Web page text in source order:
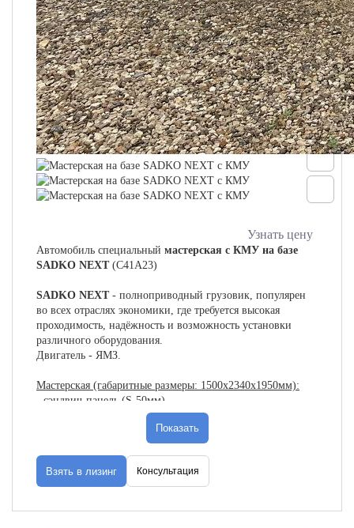
Узнать цену
Автомобиль специальный мастерская с КМУ на базе
SADKO NEXT(С41А23)
SADKO NEXT- полноприводный грузовик, популярен
во всех отраслях экономики, где требуется высокая
проходимость, надёжность и возможность установки
различного оборудования.
Двигатель - ЯМЗ.
Мастерская (габаритные размеры: 1500х2340х1950мм):
- сэндвич-панель (S-50мм),
- внутренняя обшивка – ламинированная фанера,
- внешняя – плакированный металл,
- пол – транспортная фанера.
- обрамление фургона – алюминий,
- боковая дверь с окном
- освещение – 2 фонаря
Показать
Взять в лизинг Консультация